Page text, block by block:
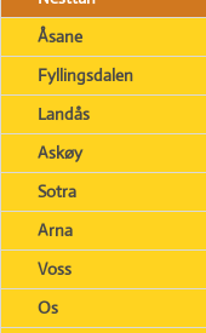
Åsane
Fyllingsdalen
Landås
Askøy
Sotra
Arna
Voss
Os